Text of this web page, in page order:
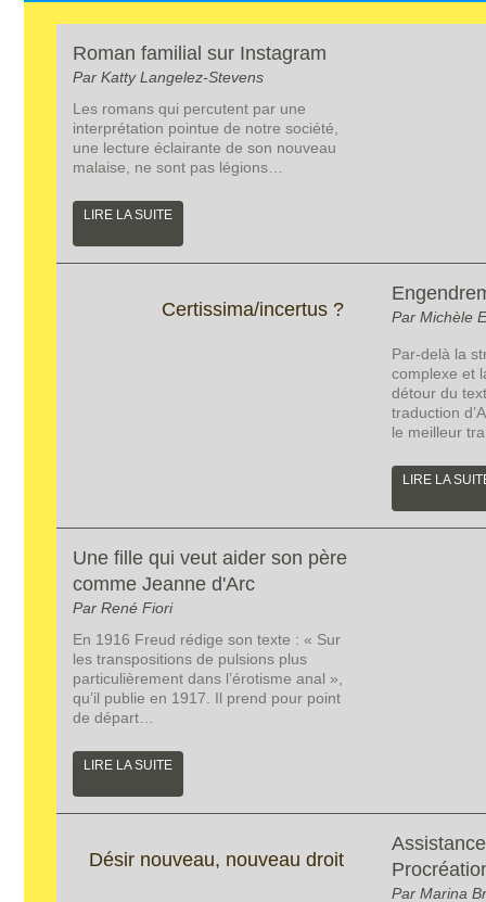
Roman familial sur Instagram
Par Katty Langelez-Stevens
Les romans qui percutent par une
interprétation pointue de notre société,
une lecture éclairante de son nouveau
malaise, ne sont pas légions…
LIRE LA SUITE
Certissima/incertus ? Par Michèle
Par-delà la
complexe et
détour du
traduction
le meilleur
LIRE LA
Une fille qui veut aider son père
comme Jeanne d'Arc
Par René Fiori
En 1916 Freud rédige son texte : « Sur
les transpositions de pulsions plus
particulièrement dans l’érotisme anal »,
qu’il publie en 1917. Il prend pour point
de départ…
LIRE LA SUITE
Désir nouveau, nouveau droit
Par Marina